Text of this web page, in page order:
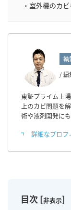
・室外機のカ
執
/ 編
東証プライム上
上のカビ問題を
術や液剤開発にも
詳細なプロフ
目次[非表示]